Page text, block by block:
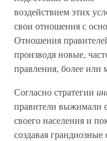
воздействием этих
свои отношения с
Отношения
производя новые,
правления, более или
Согласно стратегии
правители выжимали
своего населения и
создавая